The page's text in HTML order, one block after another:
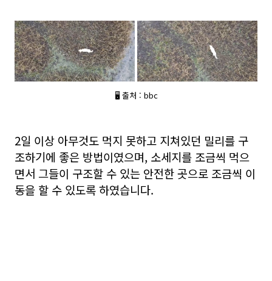
🖥 출처 : bbc
2일 이상 아무것도 먹지 못하고 지쳐있던 밀리를 구
조하기에 좋은 방법이였으며, 소세지를 조금씩 먹으
면서 그들이 구조할 수 있는 안전한 곳으로 조금씩 이
동을 할 수 있도록 하였습니다.